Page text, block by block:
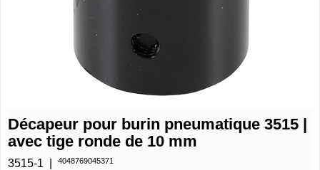
Décapeur pour burin pneumatique 3515 |
avec tige ronde de 10 mm
3515-1 4048769045371